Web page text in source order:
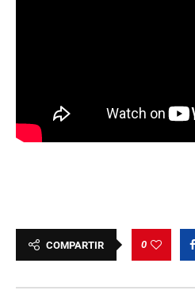
COMPARTIR 0